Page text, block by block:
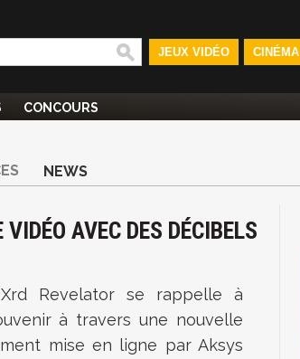
JEUX VIDÉO CINÉMA
CONCOURS
NEWS
AVEC DES DÉCIBELS
Revelator se rappelle à
à travers une nouvelle
mise en ligne par Aksys